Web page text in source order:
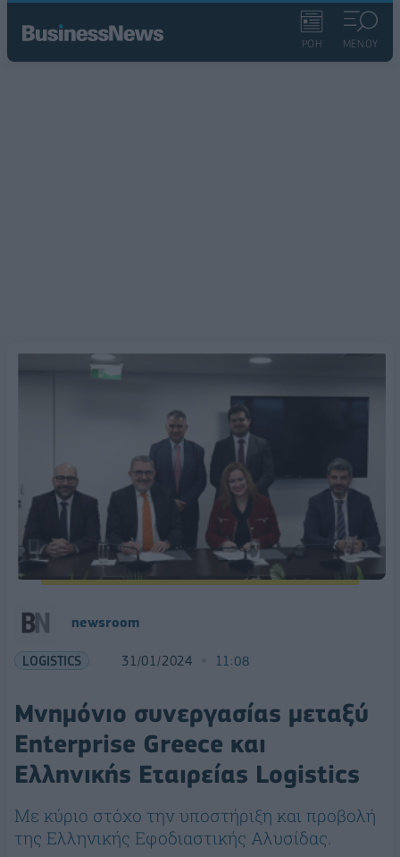
ΡΟΗ ΜΕΝΟΥ
newsroom
LOGISTICS 31/01/2024 11:08
Μνημόνιο συνεργασίας μεταξύ
Enterprise Greece και
Ελληνικής Εταιρείας Logistics
Mε κύριο στόχο την υποστήριξη και προβολή
της Ελληνικής Εφοδιαστικής Αλυσίδας.